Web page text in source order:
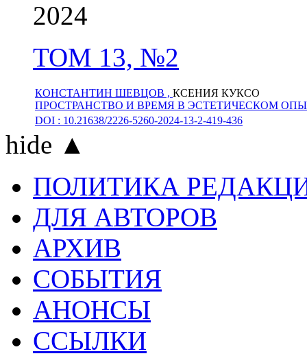
2024
ТОМ 13, №2
КОНСТАНТИН ШЕВЦОВ , КСЕНИЯ КУКСО
ПРОСТРАНСТВО И ВРЕМЯ В ЭСТЕТИЧЕСКОМ
DOI : 10.21638/2226-5260-2024-13-2-419-436
hide ▲
ПОЛИТИКА
ДЛЯ АВТОРОВ
АРХИВ
СОБЫТИЯ
АНОНСЫ
ССЫЛКИ